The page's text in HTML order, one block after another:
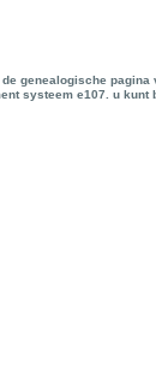
genealogische
systeem e107. u